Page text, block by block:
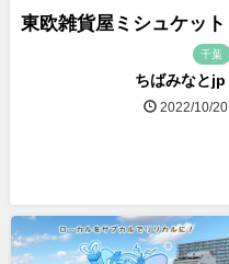
東欧雑貨屋ミシュケット
千葉
ちばみなとjp
2022/10/20